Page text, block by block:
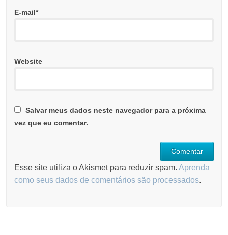
E-mail*
Website
Salvar meus dados neste navegador para a próxima
vez que eu comentar.
Esse site utiliza o Akismet para reduzir spam.Aprenda
como seus dados de comentários são processados.